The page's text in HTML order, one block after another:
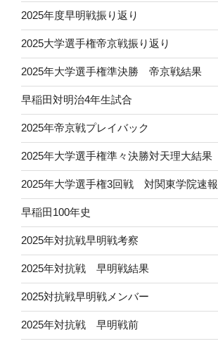
2025年度早明戦振り返り
2025大学選手権帝京戦振り返り
2025年大学選手権準決勝 帝京戦結果
早稲田対明治4年生試合
2025年帝京戦プレイバック
2025年大学選手権準々決勝対天理大結果
2025年大学選手権3回戦 対関東学院速報
早稲田100年史
2025年対抗戦早明戦考察
2025年対抗戦 早明戦結果
2025対抗戦早明戦メンバー
2025年対抗戦 早明戦前